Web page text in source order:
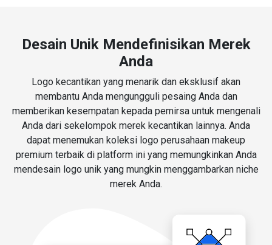
Desain Unik Mendefinisikan Merek
Anda
Logo kecantikan yang menarik dan eksklusif akan
membantu Anda mengungguli pesaing Anda dan
memberikan kesempatan kepada pemirsa untuk mengenali
Anda dari sekelompok merek kecantikan lainnya. Anda
dapat menemukan koleksi logo perusahaan makeup
premium terbaik di platform ini yang memungkinkan Anda
mendesain logo unik yang mungkin menggambarkan niche
merek Anda.